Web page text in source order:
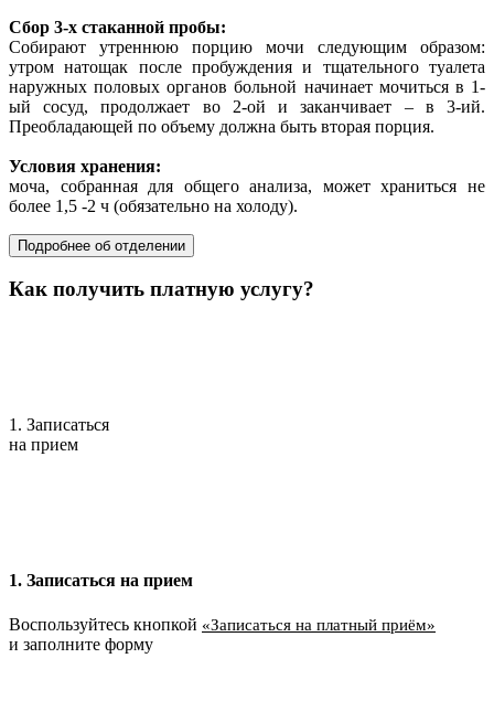
Сбор 3-х стаканной пробы:
Собирают утреннюю порцию мочи следующим образом:
утром натощак после пробуждения и тщательного туалета
наружных половых органов больной начинает мочиться в 1-
ый сосуд, продолжает во 2-ой и заканчивает – в 3-ий.
Преобладающей по объему должна быть вторая порция.
Условия хранения:
моча, собранная для общего анализа, может храниться не
более 1,5 -2 ч (обязательно на холоду).
Подробнее об отделении
Как получить платную услугу?
1. Записаться
на прием
1. Записаться на прием
Воспользуйтесь кнопкой «Записаться на платный приём»
и заполните форму